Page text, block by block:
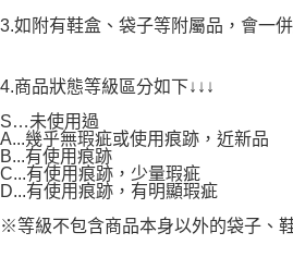
3.如附有鞋盒、袋子等附屬品，會一
4.商品狀態等級區分如下↓↓↓
S…未使用過
A...幾乎無瑕疵或使用痕跡，近新品
B...有使用痕跡
C...有使用痕跡，少量瑕疵
D...有使用痕跡，有明顯瑕疵
※等級不包含商品本身以外的袋子、